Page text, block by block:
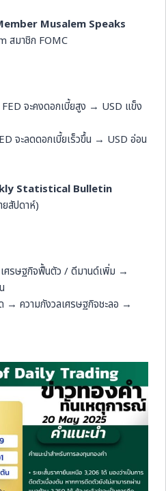
Musalem Speaks
สมาชิก FOMC
จะคงดอกเบี้ยสูง → USD แข็ง
จะลดดอกเบี้ยเร็วขึ้น → USD อ่อน
Statistical Bulletin
สัปดาห์)
ศรษฐกิจฟื้นตัว / ดีมานด์เพิ่ม →
→ ความกังวลเศรษฐกิจชะลอ →